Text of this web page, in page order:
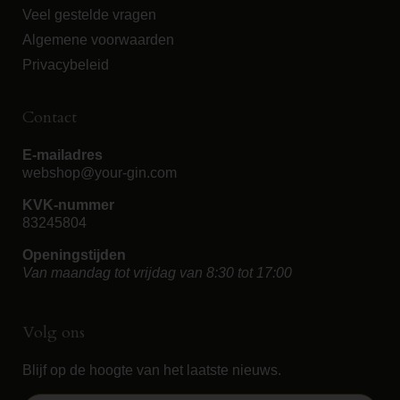
Veel gestelde vragen
Algemene voorwaarden
Privacybeleid
Contact
E-mailadres
webshop@your-gin.com
KVK-nummer
83245804
Openingstijden
Van maandag tot vrijdag van 8:30 tot 17:00
Volg ons
Blijf op de hoogte van het laatste nieuws.